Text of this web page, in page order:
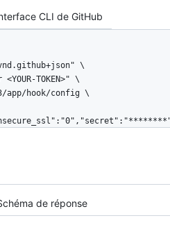
CLI de GitHub
de réponse